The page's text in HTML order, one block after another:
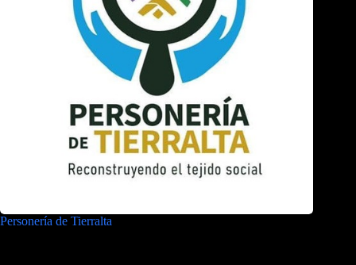
Personería de Tierralta